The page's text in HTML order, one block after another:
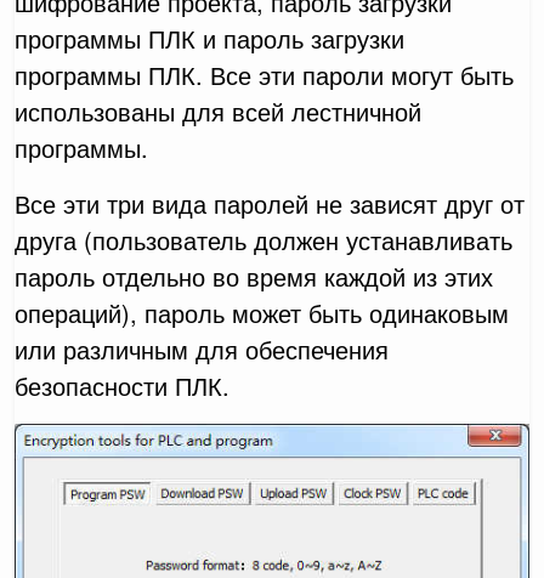
программы ПЛК и пароль загрузки
программы ПЛК. Все эти пароли могут быть
использованы для всей лестничной
программы.
Все эти три вида паролей не зависят друг от
друга (пользователь должен устанавливать
пароль отдельно во время каждой из этих
операций), пароль может быть одинаковым
или различным для обеспечения
безопасности ПЛК.